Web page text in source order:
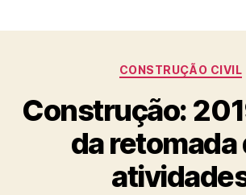
Categorias
CONSTRUÇÃO CIVIL
Construção:
da retomada